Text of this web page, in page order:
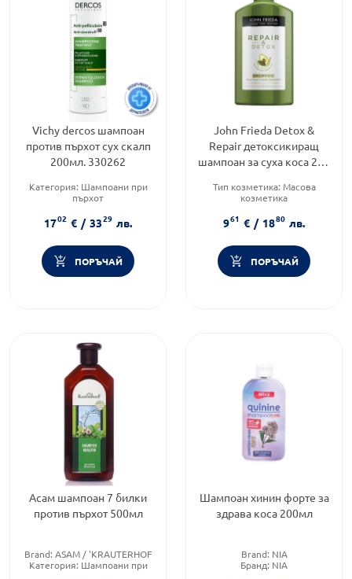
Vichy dercos шампоан
против пърхот сух скалп
200мл. 330262
Категория: Шампоани при
пърхот
Дермокозметика
Форма на продукта:
шампоан
1702 € / 3329 лв.
ПОРЪЧАЙ
John Frieda Detox &
Repair детоксикиращ
шампоан за суха коса 250
Тип козметика: Масова
козметика
увредена коса
Форма на продукта: шампоан
961 € / 1880 лв.
ПОРЪЧАЙ
Асам шампоан 7 билки
против пърхот 500мл
Brand: ASAM / 'KRAUTERHOF
Категория: Шампоани при
Шампоан хинин форте за
здрава коса 200мл
Brand: NIA
Бранд: NIA